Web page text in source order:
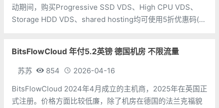
动期间，购买Progressive SSD VDS、High CPU VDS、
Storage HDD VDS、shared hosting均可使用5折优惠码(首
BitsFlowCloud 年付5.2英镑 德国机房 不限流量
苏苏 854
2026-04-16
BitsFlowCloud 2024年4月成立的主机商，2025年在英国正
式注册。价格方面比较低廉，除了机房在德国的法兰克福貌